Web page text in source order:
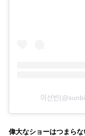
이선빈
偉大なショーはつまら